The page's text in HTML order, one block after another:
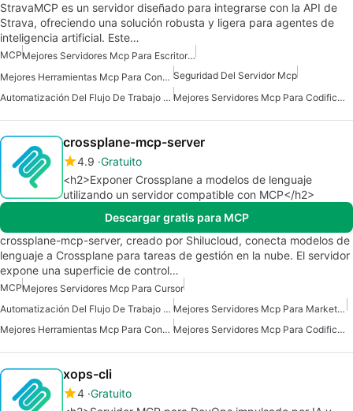
StravaMCP es un servidor diseñado para integrarse con la API de
Strava, ofreciendo una solución robusta y ligera para agentes de
inteligencia artificial. Este…
MCP
Mejores Servidores Mcp Para Escritorio Claude
Mejores Herramientas Mcp Para Construir Agentes De Ia Seguridad Del Servidor Mcp
Automatización Del Flujo De Trabajo Del Servidor Mcp
Mejores Servidores Mcp Para Codificación
crossplane-mcp-server
4.9 Gratuito
<h2>Exponer Crossplane a modelos de lenguaje
utilizando un servidor compatible con MCP</h2>
Descargar gratis para MCP
crossplane-mcp-server, creado por Shilucloud, conecta modelos de
lenguaje a Crossplane para tareas de gestión en la nube. El servidor
expone una superficie de control…
MCPMejores Servidores Mcp Para Cursor
Automatización Del Flujo De Trabajo Del Servidor Mcp
Mejores Servidores Mcp Para Marketing De Ventas Comerciales
Mejores Herramientas Mcp Para Construir Agentes De Ia
Mejores Servidores Mcp Para Codificación
xops-cli
4 Gratuito